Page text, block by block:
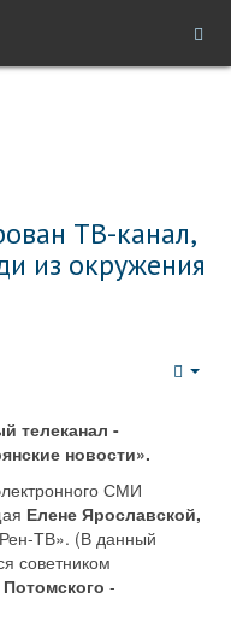
ТВ-канал,
из окружения
телеканал -
новости».
СМИ
Елене Ярославской,
ТВ». (В данный
советником
-